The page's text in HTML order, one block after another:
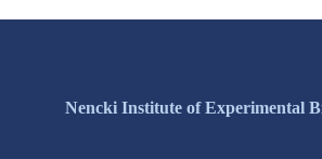
Nencki Institute of Experimental